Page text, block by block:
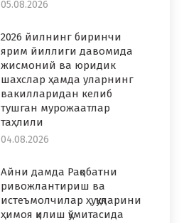
05.08.2026
2026 йилнинг биринчи
ярим йиллиги давомида
жисмоний ва юридик
шахслар ҳамда уларнинг
вакилларидан келиб
тушган мурожаатлар
таҳлили
04.08.2026
Айни дамда Рақобатни
ривожлантириш ва
истеъмолчилар ҳуқуқларини
ҳимоя қилиш қўмитасида